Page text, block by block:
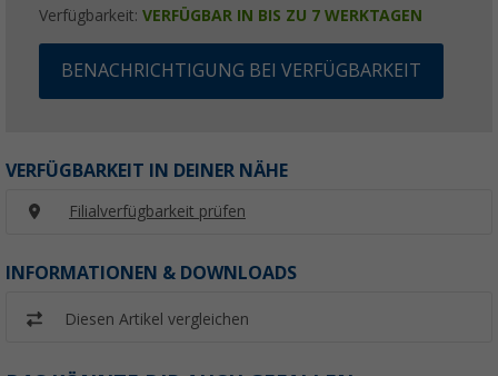
Verfügbarkeit: VERFÜGBAR IN BIS ZU 7 WERKTAGEN
BENACHRICHTIGUNG BEI VERFÜGBARKEIT
VERFÜGBARKEIT IN DEINER NÄHE
Filialverfügbarkeit prüfen
INFORMATIONEN & DOWNLOADS
Diesen Artikel vergleichen